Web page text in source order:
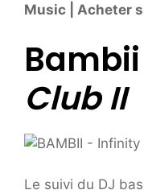
Music | Acheter
Club II
Le suivi du DJ